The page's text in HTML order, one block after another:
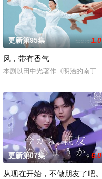
已
顶端的五藤直也（小川饰），
更新第95集 1.0
风，带有香气
本剧以田中光著作《明治的南丁
更新第07集 6.0
从现在开始，不做朋友了吧。